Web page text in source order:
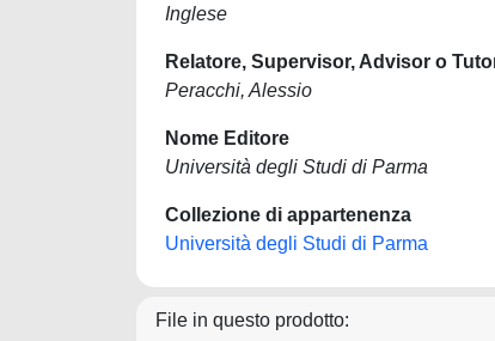
Inglese
Relatore, Supervisor, Advisor o
Peracchi, Alessio
Nome Editore
Università degli Studi di Parma
Collezione di appartenenza
Università degli Studi di Parma
File in questo prodotto: